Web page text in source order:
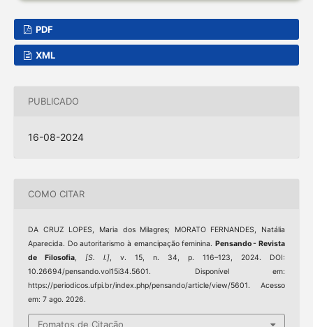
PDF
XML
PUBLICADO
16-08-2024
COMO CITAR
DA CRUZ LOPES, Maria dos Milagres; MORATO FERNANDES, Natália
Aparecida. Do autoritarismo à emancipação feminina. Pensando - Revista
de Filosofia,[S. l.], v. 15, n. 34, p. 116–123, 2024. DOI:
10.26694/pensando.vol15i34.5601. Disponível em:
https://periodicos.ufpi.br/index.php/pensando/article/view/5601. Acesso
em: 7 ago. 2026.
Fomatos de Citação